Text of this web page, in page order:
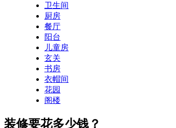
卫生间
厨房
餐厅
阳台
儿童房
玄关
书房
衣帽间
花园
阁楼
装修要花多少钱？